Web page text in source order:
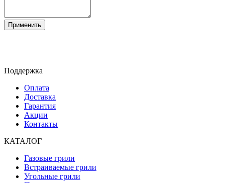
Применить
Поддержка
Оплата
Доставка
Гарантия
Акции
Контакты
КАТАЛОГ
Газовые грили
Встраиваемые грили
Угольные грили